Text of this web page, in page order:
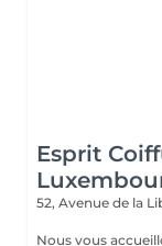
Esprit
52, Avenue de la
Nous vous